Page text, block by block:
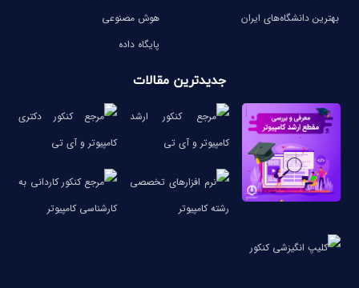
بهترین دانشگاه‌های ایران
هوش مصنوعی
پایگاه داده
جدیدترین مقالات